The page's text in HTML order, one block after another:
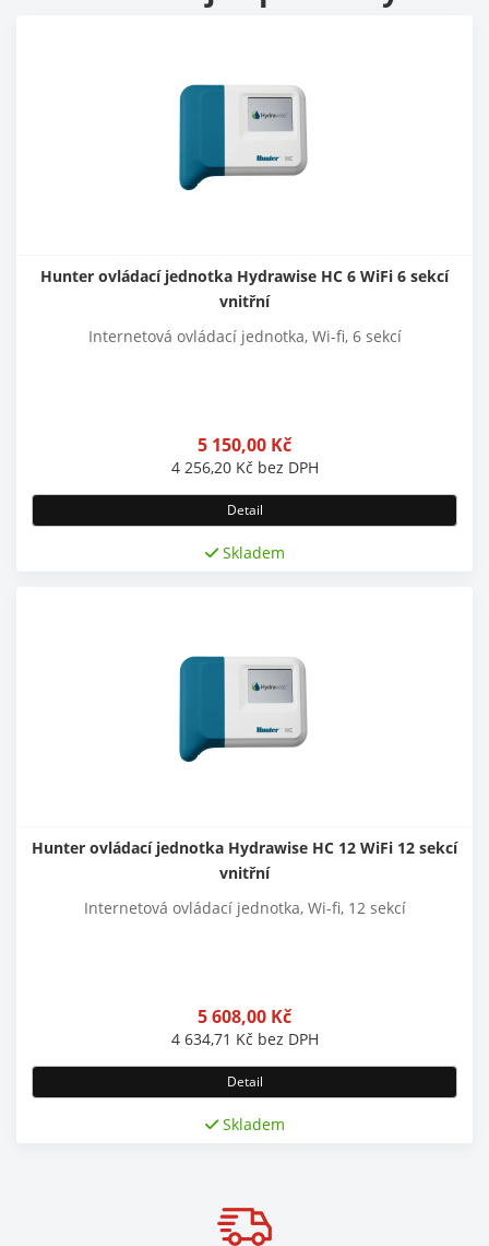
Hunter ovládací jednotka Hydrawise HC 6 WiFi 6 sekcí
vnitřní
Internetová ovládací jednotka, Wi-fi, 6 sekcí
5 150,00 Kč
4 256,20 Kč bez DPH
Detail
Skladem
Hunter ovládací jednotka Hydrawise HC 12 WiFi 12 sekcí
vnitřní
Internetová ovládací jednotka, Wi-fi, 12 sekcí
5 608,00 Kč
4 634,71 Kč bez DPH
Detail
Skladem